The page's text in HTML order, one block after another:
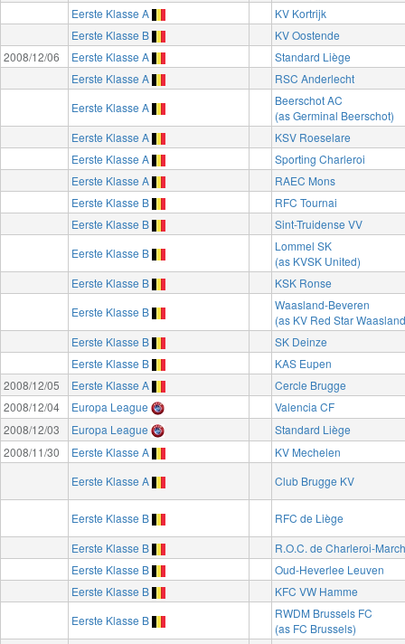
Eerste Klasse A
KV Kortrijk
Eerste Klasse B
KV Oostende
2008/12/06
Eerste Klasse A
Standard Liège
Eerste Klasse A
RSC Anderlecht
Eerste Klasse A
Beerschot AC
(as Germinal Beerschot)
Eerste Klasse A
KSV Roeselare
Eerste Klasse A
Sporting Charleroi
Eerste Klasse A
RAEC Mons
Eerste Klasse B
RFC Tournai
Eerste Klasse B
Sint-Truidense VV
Eerste Klasse B
Lommel SK
(as KVSK United)
Eerste Klasse B
KSK Ronse
Eerste Klasse B
Waasland-Beveren
(as KV Red Star
Eerste Klasse B
SK Deinze
Eerste Klasse B
KAS Eupen
2008/12/05
Eerste Klasse A
Cercle Brugge
2008/12/04
Europa League
Valencia CF
2008/12/03
Europa League
Standard Liège
2008/11/30
Eerste Klasse A
KV Mechelen
Eerste Klasse A
Club Brugge KV
Eerste Klasse B
RFC de Liège
Eerste Klasse B
R.O.C. de Charleroi-
Eerste Klasse B
Oud-Heverlee Leuven
Eerste Klasse B
KFC VW Hamme
Eerste Klasse B
RWDM Brussels FC
(as FC Brussels)